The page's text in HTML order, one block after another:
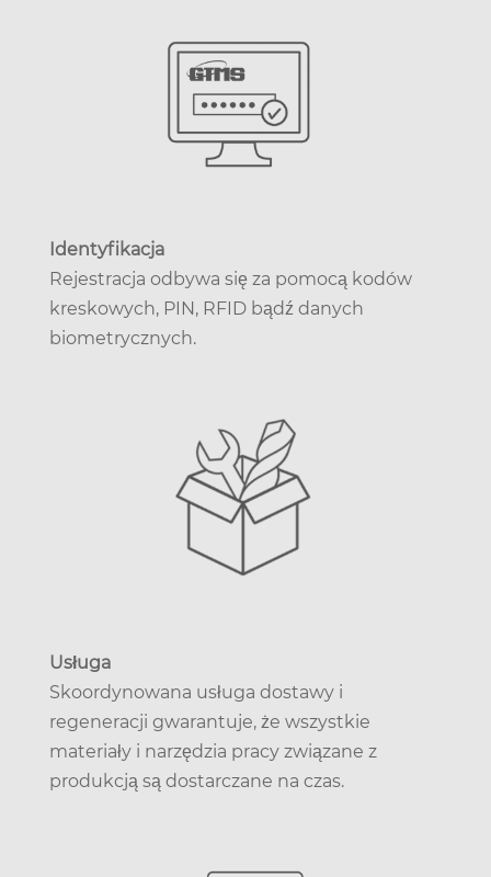
Identyfikacja
Rejestracja odbywa się za pomocą kodów
kreskowych, PIN, RFID bądź danych
biometrycznych.
Usługa
Skoordynowana usługa dostawy i
regeneracji gwarantuje, że wszystkie
materiały i narzędzia pracy związane z
produkcją są dostarczane na czas.